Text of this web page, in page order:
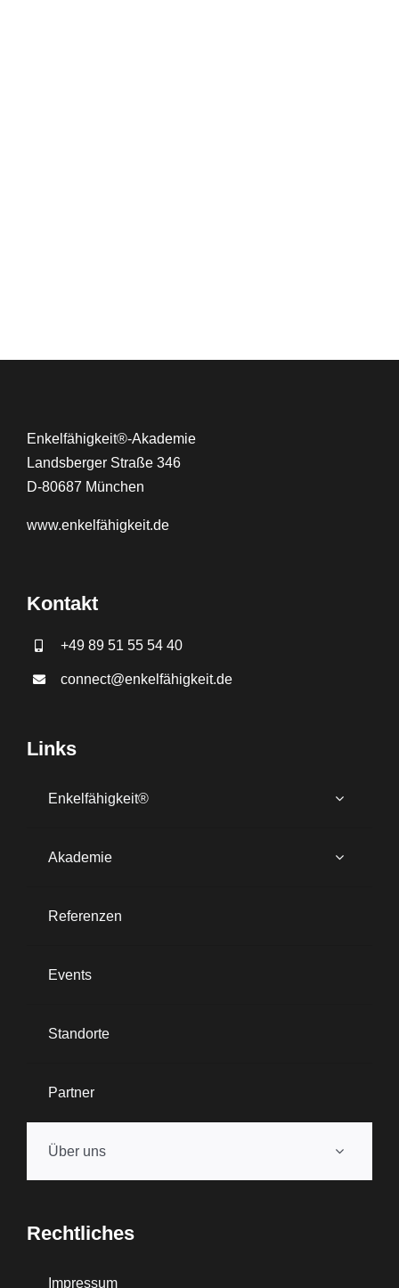
Enkelfähigkeit®-Akademie
Landsberger Straße 346
D-80687 München
www.enkelfähigkeit.de
Kontakt
+49 89 51 55 54 40
connect@enkelfähigkeit.de
Links
Enkelfähigkeit®
Akademie
Referenzen
Events
Standorte
Partner
Über uns
Rechtliches
Impressum